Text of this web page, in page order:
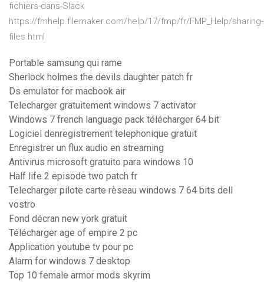
fichiers-dans-Slack
https://fmhelp.filemaker.com/help/17/fmp/fr/FMP_Help/sharing-
files.html
Portable samsung qui rame
Sherlock holmes the devils daughter patch fr
Ds emulator for macbook air
Telecharger gratuitement windows 7 activator
Windows 7 french language pack télécharger 64 bit
Logiciel denregistrement telephonique gratuit
Enregistrer un flux audio en streaming
Antivirus microsoft gratuito para windows 10
Half life 2 episode two patch fr
Telecharger pilote carte rèseau windows 7 64 bits dell
vostro
Fond décran new york gratuit
Télécharger age of empire 2 pc
Application youtube tv pour pc
Alarm for windows 7 desktop
Top 10 female armor mods skyrim